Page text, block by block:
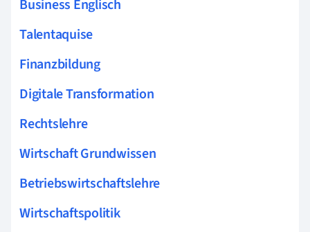
Business Englisch
Talentaquise
Finanzbildung
Digitale Transformation
Rechtslehre
Wirtschaft Grundwissen
Betriebswirtschaftslehre
Wirtschaftspolitik